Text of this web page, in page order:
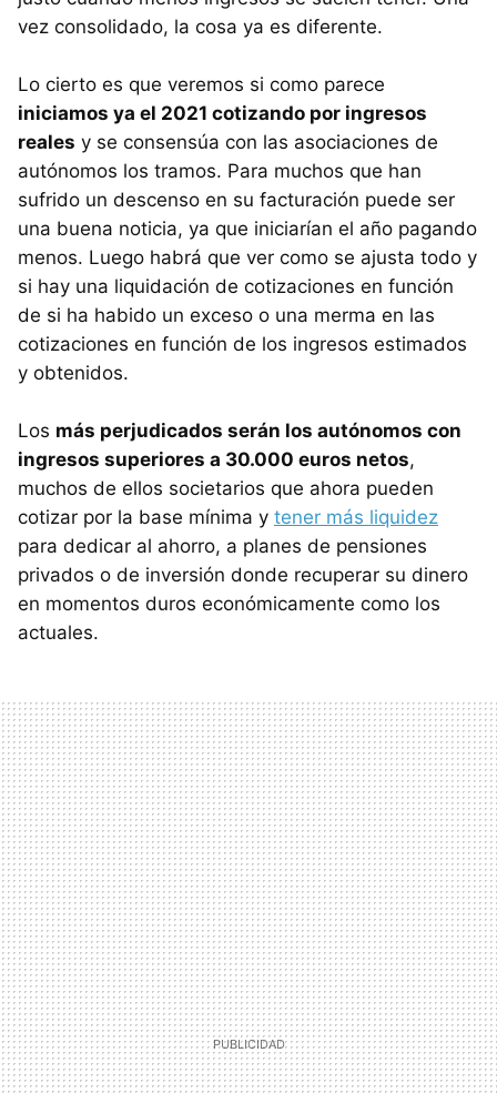
vez consolidado, la cosa ya es diferente.
Lo cierto es que veremos si como parece
iniciamos ya el 2021 cotizando por ingresos
reales y se consensúa con las asociaciones de
autónomos los tramos. Para muchos que han
sufrido un descenso en su facturación puede ser
una buena noticia, ya que iniciarían el año pagando
menos. Luego habrá que ver como se ajusta todo y
si hay una liquidación de cotizaciones en función
de si ha habido un exceso o una merma en las
cotizaciones en función de los ingresos estimados
y obtenidos.
Los más perjudicados serán los autónomos con
ingresos superiores a 30.000 euros netos,
muchos de ellos societarios que ahora pueden
cotizar por la base mínima y tener más liquidez
para dedicar al ahorro, a planes de pensiones
privados o de inversión donde recuperar su dinero
en momentos duros económicamente como los
actuales.